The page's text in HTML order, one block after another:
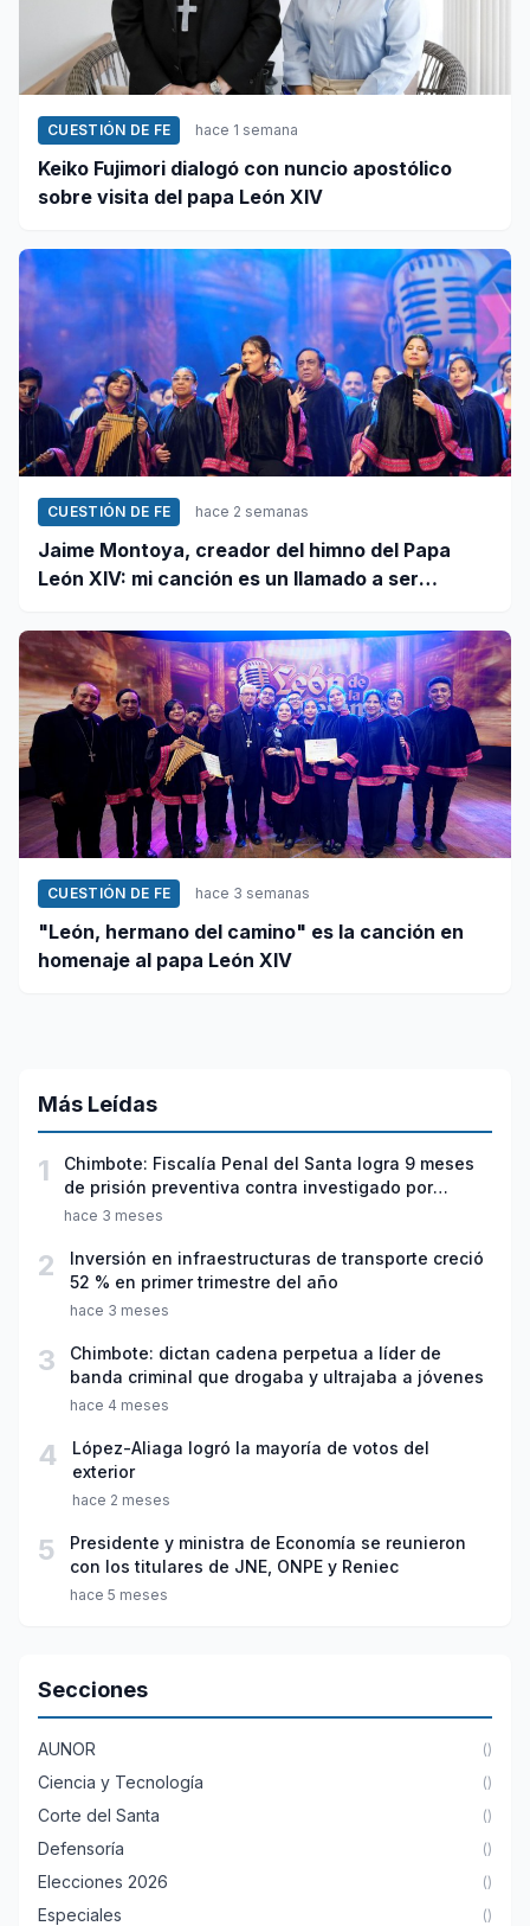
CUESTIÓN DE FE hace 1 semana
Keiko Fujimori dialogó con nuncio apostólico
sobre visita del papa León XIV
CUESTIÓN DE FE hace 2 semanas
Jaime Montoya, creador del himno del Papa
León XIV: mi canción es un llamado a ser
CUESTIÓN DE FE hace 3 semanas
"León, hermano del camino" es la canción en
homenaje al papa León XIV
Más Leídas
1
Chimbote: Fiscalía Penal del Santa logra 9 meses
de prisión preventiva contra investigado por
violación sexual y tentativa de feminicidio
hace 3 meses
2
Inversión en infraestructuras de transporte creció
52 % en primer trimestre del año
hace 3 meses
3
Chimbote: dictan cadena perpetua a líder de
banda criminal que drogaba y ultrajaba a jóvenes
hace 4 meses
4
López-Aliaga logró la mayoría de votos del
exterior
hace 2 meses
5
Presidente y ministra de Economía se reunieron
con los titulares de JNE, ONPE y Reniec
hace 5 meses
Secciones
AUNOR ()
Ciencia y Tecnología ()
Corte del Santa ()
Defensoría ()
Elecciones 2026 ()
Especiales ()